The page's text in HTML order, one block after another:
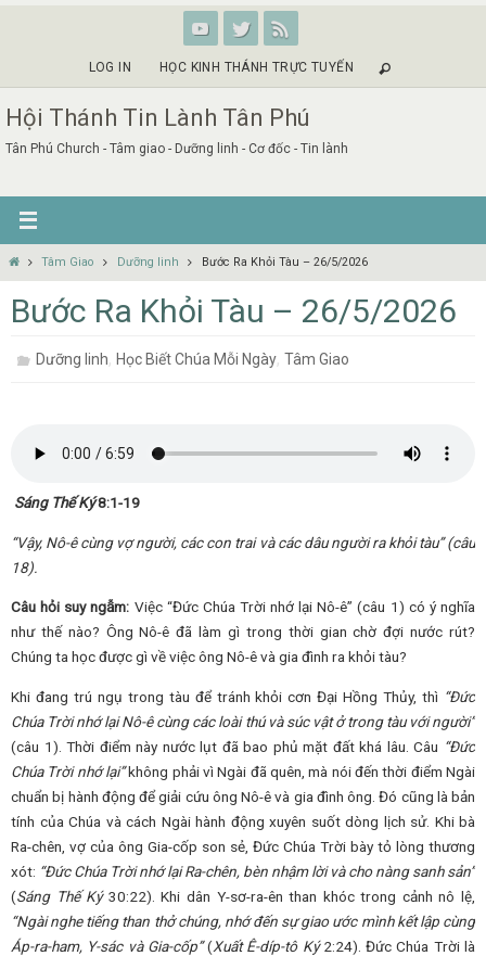
LOG IN HỌC KINH THÁNH TRỰC TUYẾN
Hội Thánh Tin Lành Tân Phú
Tân Phú Church - Tâm giao - Dưỡng linh - Cơ đốc - Tin lành
HomeTâm Giao Dưỡng linh Bước Ra Khỏi Tàu – 26/5/2026
Bước Ra Khỏi Tàu – 26/5/2026
Dưỡng linh,Học Biết Chúa Mỗi Ngày,Tâm Giao
Sáng Thế Ký8:1-19
“Vậy, Nô-ê cùng vợ người, các con trai và các dâu người ra khỏi tàu” (câu
18).
Câu hỏi suy ngẫm: Việc “Đức Chúa Trời nhớ lại Nô-ê” (câu 1) có ý nghĩa
như thế nào? Ông Nô-ê đã làm gì trong thời gian chờ đợi nước rút?
Chúng ta học được gì về việc ông Nô-ê và gia đình ra khỏi tàu?
Khi đang trú ngụ trong tàu để tránh khỏi cơn Đại Hồng Thủy, thì “Đức
Chúa Trời nhớ lại Nô-ê cùng các loài thú và súc vật ở trong tàu với người”
(câu 1). Thời điểm này nước lụt đã bao phủ mặt đất khá lâu. Câu “Đức
Chúa Trời nhớ lại”không phải vì Ngài đã quên, mà nói đến thời điểm Ngài
chuẩn bị hành động để giải cứu ông Nô-ê và gia đình ông. Đó cũng là bản
tính của Chúa và cách Ngài hành động xuyên suốt dòng lịch sử. Khi bà
Ra-chên, vợ của ông Gia-cốp son sẻ, Đức Chúa Trời bày tỏ lòng thương
xót: “Đức Chúa Trời nhớ lại Ra-chên, bèn nhậm lời và cho nàng sanh sản”
(Sáng Thế Ký30:22). Khi dân Y-sơ-ra-ên than khóc trong cảnh nô lệ,
“Ngài nghe tiếng than thở chúng, nhớ đến sự giao ước mình kết lập cùng
Áp-ra-ham, Y-sác và Gia-cốp”(Xuất Ê-díp-tô Ký2:24). Đức Chúa Trời là